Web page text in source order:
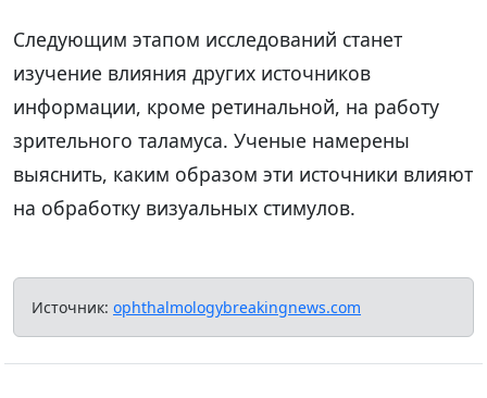
Следующим этапом исследований станет
изучение влияния других источников
информации, кроме ретинальной, на работу
зрительного таламуса. Ученые намерены
выяснить, каким образом эти источники влияют
на обработку визуальных стимулов.
Источник: ophthalmologybreakingnews.com